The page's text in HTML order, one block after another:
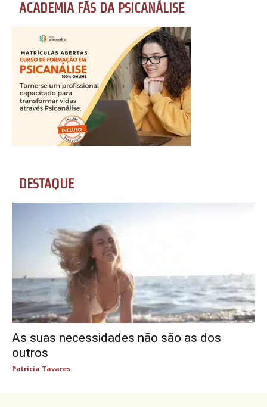
ACADEMIA FÃS DA PSICANÁLISE
DESTAQUE
As suas necessidades não são as dos
outros
Patricia Tavares